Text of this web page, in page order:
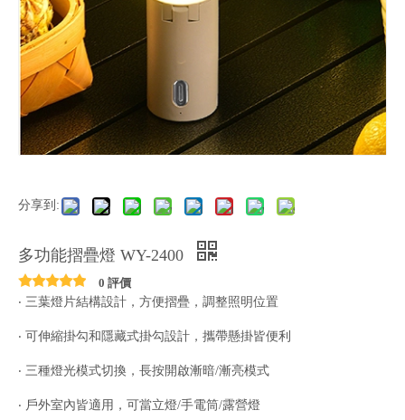
分享到:
多功能摺疊燈 WY-2400
0 評價
‧ 三葉燈片結構設計，方便摺疊，調整照明位置
‧ 可伸縮掛勾和隱藏式掛勾設計，攜帶懸掛皆便利
‧ 三種燈光模式切換，長按開啟漸暗/漸亮模式
‧ 戶外室內皆適用，可當立燈/手電筒/露營燈